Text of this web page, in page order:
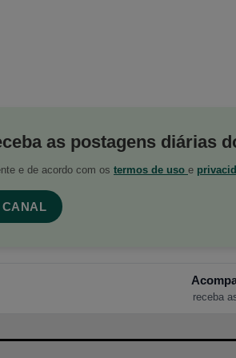
as postagens diárias
e de acordo com os termos de uso e
CANAL
receba